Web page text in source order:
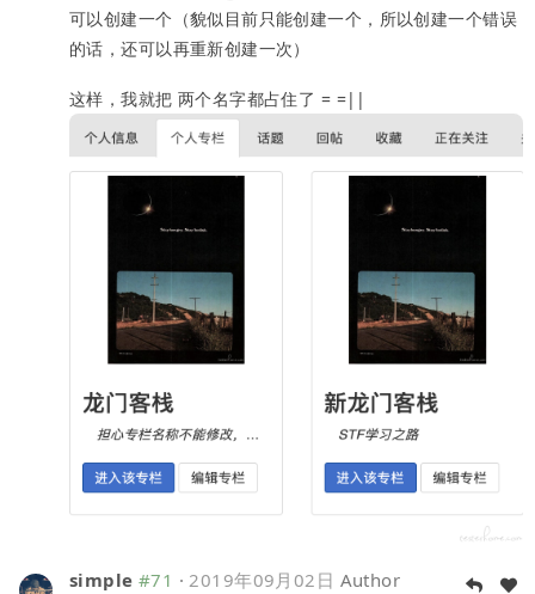
可以创建一个（貌似目前只能创建一个，所以创建一个错误
的话，还可以再重新创建一次）
这样，我就把 两个名字都占住了 = =||
simple #71 ·2019年09月02日 Author